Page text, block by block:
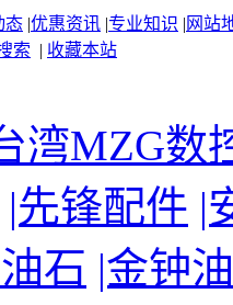
态 |优惠资讯 |专业知识 | 网站
索 | 收藏本站
湾MZG数
|先锋配件 |
石 |金钟